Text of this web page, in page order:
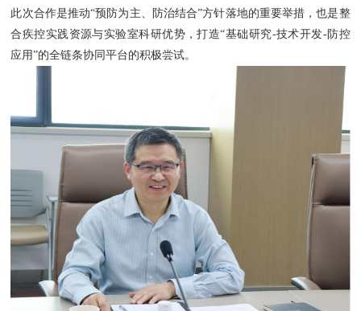
此次合作是推动“预防为主、防治结合”方针落地的重要举措，也是整
合疾控实践资源与实验室科研优势，打造“基础研究-技术开发-防控
应用”的全链条协同平台的积极尝试。